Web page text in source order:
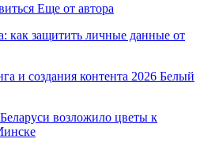
Еще от автора
как защитить личные данные от
и создания контента 2026 Белый
возложило цветы к